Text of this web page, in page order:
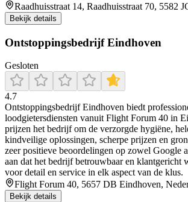
Raadhuisstraat 14, Raadhuisstraat 70, 5582
Bekijk details
Ontstoppingsbedrijf Eindhoven
Gesloten
4.7
Ontstoppingsbedrijf Eindhoven biedt
loodgietersdiensten vanuit Flight Forum 40 in
prijzen het bedrijf om de verzorgde hygiëne,
kindveilige oplossingen, scherpe prijzen en
zeer positieve beoordelingen op zowel Google
aan dat het bedrijf betrouwbaar en klantgericht
voor detail en service in elk aspect van de klus.
Flight Forum 40, 5657 DB Eindhoven,
Bekijk details